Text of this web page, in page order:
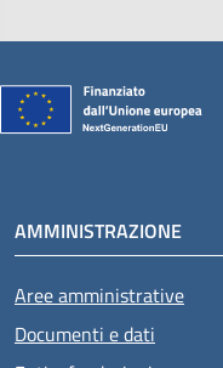
AMMINISTRAZIONE
Aree amministrative
Documenti e dati